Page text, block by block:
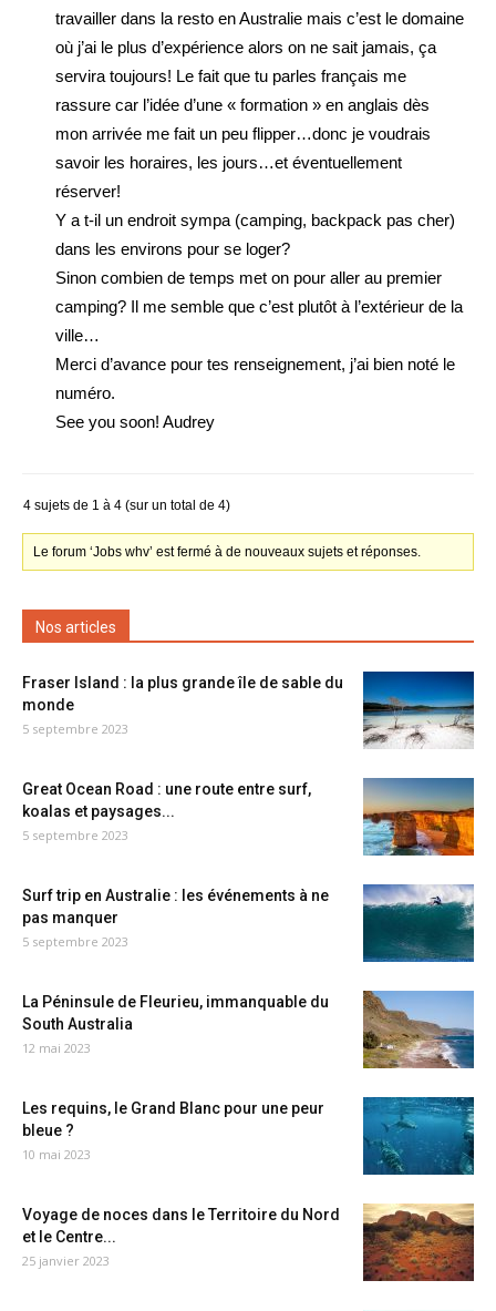
travailler dans la resto en Australie mais c’est le domaine
où j’ai le plus d’expérience alors on ne sait jamais, ça
servira toujours! Le fait que tu parles français me
rassure car l’idée d’une « formation » en anglais dès
mon arrivée me fait un peu flipper…donc je voudrais
savoir les horaires, les jours…et éventuellement
réserver!
Y a t-il un endroit sympa (camping, backpack pas cher)
dans les environs pour se loger?
Sinon combien de temps met on pour aller au premier
camping? Il me semble que c’est plutôt à l’extérieur de la
ville…
Merci d’avance pour tes renseignement, j’ai bien noté le
numéro.
See you soon! Audrey
4 sujets de 1 à 4 (sur un total de 4)
Le forum ‘Jobs whv’ est fermé à de nouveaux sujets et réponses.
Nos articles
Fraser Island : la plus grande île de sable du
monde
5 septembre 2023
Great Ocean Road : une route entre surf,
koalas et paysages...
5 septembre 2023
Surf trip en Australie : les événements à ne
pas manquer
5 septembre 2023
La Péninsule de Fleurieu, immanquable du
South Australia
12 mai 2023
Les requins, le Grand Blanc pour une peur
bleue ?
10 mai 2023
Voyage de noces dans le Territoire du Nord
et le Centre...
25 janvier 2023